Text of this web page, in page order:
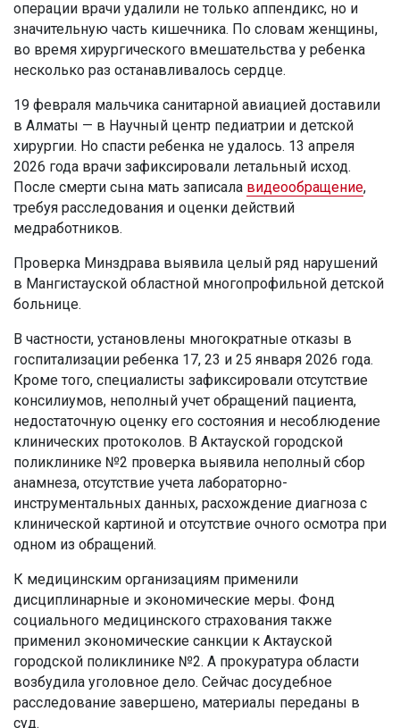
операции врачи удалили не только аппендикс, но и
значительную часть кишечника. По словам женщины,
во время хирургического вмешательства у ребенка
несколько раз останавливалось сердце.
19 февраля мальчика санитарной авиацией доставили
в Алматы — в Научный центр педиатрии и детской
хирургии. Но спасти ребенка не удалось. 13 апреля
2026 года врачи зафиксировали летальный исход.
После смерти сына мать записала видеообращение,
требуя расследования и оценки действий
медработников.
Проверка Минздрава выявила целый ряд нарушений
в Мангистауской областной многопрофильной детской
больнице.
В частности, установлены многократные отказы в
госпитализации ребенка 17, 23 и 25 января 2026 года.
Кроме того, специалисты зафиксировали отсутствие
консилиумов, неполный учет обращений пациента,
недостаточную оценку его состояния и несоблюдение
клинических протоколов. В Актауской городской
поликлинике №2 проверка выявила неполный сбор
анамнеза, отсутствие учета лабораторно-
инструментальных данных, расхождение диагноза с
клинической картиной и отсутствие очного осмотра при
одном из обращений.
К медицинским организациям применили
дисциплинарные и экономические меры. Фонд
социального медицинского страхования также
применил экономические санкции к Актауской
городской поликлинике №2. А прокуратура области
возбудила уголовное дело. Сейчас досудебное
расследование завершено, материалы переданы в
суд.